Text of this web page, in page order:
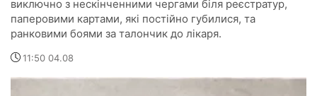
виключно з нескінченними чергами біля реєстратур,
паперовими картами, які постійно губилися, та
ранковими боями за талончик до лікаря.
11:50 04.08